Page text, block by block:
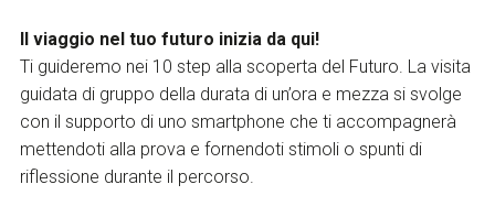
Il viaggio nel tuo futuro inizia da qui!
Ti guideremo nei 10 step alla scoperta del Futuro. La visita
guidata di gruppo della durata di un’ora e mezza si svolge
con il supporto di uno smartphone che ti accompagnerà
mettendoti alla prova e fornendoti stimoli o spunti di
riflessione durante il percorso.